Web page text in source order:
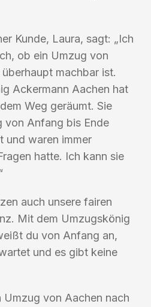
Kunde, Laura, sagt: „Ich
ob ein Umzug von
machbar ist.
Ackermann Aachen hat
Weg geräumt. Sie
von Anfang bis Ende
und waren immer
hatte. Ich kann sie
auch unsere fairen
Mit dem Umzugskönig
du von Anfang an,
und es gibt keine
von Aachen nach